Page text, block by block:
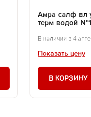
Амра салф вл
терм водой
В наличии в 4
Показать цену
В КОРЗИНУ